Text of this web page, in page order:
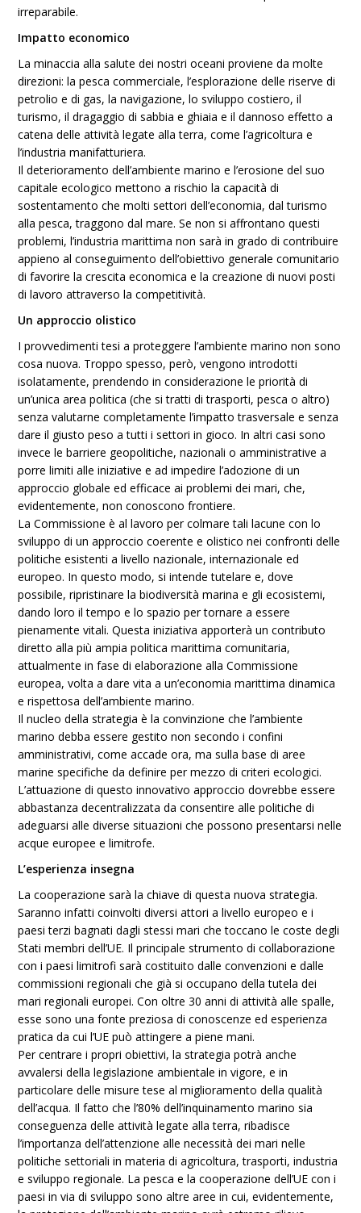
irreparabile.
Impatto economico
La minaccia alla salute dei nostri oceani proviene da molte
direzioni: la pesca commerciale, l’esplorazione delle riserve di
petrolio e di gas, la navigazione, lo sviluppo costiero, il
turismo, il dragaggio di sabbia e ghiaia e il dannoso effetto a
catena delle attività legate alla terra, come l’agricoltura e
l’industria manifatturiera.
Il deterioramento dell’ambiente marino e l’erosione del suo
capitale ecologico mettono a rischio la capacità di
sostentamento che molti settori dell’economia, dal turismo
alla pesca, traggono dal mare. Se non si affrontano questi
problemi, l’industria marittima non sarà in grado di contribuire
appieno al conseguimento dell’obiettivo generale comunitario
di favorire la crescita economica e la creazione di nuovi posti
di lavoro attraverso la competitività.
Un approccio olistico
I provvedimenti tesi a proteggere l’ambiente marino non sono
cosa nuova. Troppo spesso, però, vengono introdotti
isolatamente, prendendo in considerazione le priorità di
un’unica area politica (che si tratti di trasporti, pesca o altro)
senza valutarne completamente l’impatto trasversale e senza
dare il giusto peso a tutti i settori in gioco. In altri casi sono
invece le barriere geopolitiche, nazionali o amministrative a
porre limiti alle iniziative e ad impedire l’adozione di un
approccio globale ed efficace ai problemi dei mari, che,
evidentemente, non conoscono frontiere.
La Commissione è al lavoro per colmare tali lacune con lo
sviluppo di un approccio coerente e olistico nei confronti delle
politiche esistenti a livello nazionale, internazionale ed
europeo. In questo modo, si intende tutelare e, dove
possibile, ripristinare la biodiversità marina e gli ecosistemi,
dando loro il tempo e lo spazio per tornare a essere
pienamente vitali. Questa iniziativa apporterà un contributo
diretto alla più ampia politica marittima comunitaria,
attualmente in fase di elaborazione alla Commissione
europea, volta a dare vita a un’economia marittima dinamica
e rispettosa dell’ambiente marino.
Il nucleo della strategia è la convinzione che l’ambiente
marino debba essere gestito non secondo i confini
amministrativi, come accade ora, ma sulla base di aree
marine specifiche da definire per mezzo di criteri ecologici.
L’attuazione di questo innovativo approccio dovrebbe essere
abbastanza decentralizzata da consentire alle politiche di
adeguarsi alle diverse situazioni che possono presentarsi nelle
acque europee e limitrofe.
L’esperienza insegna
La cooperazione sarà la chiave di questa nuova strategia.
Saranno infatti coinvolti diversi attori a livello europeo e i
paesi terzi bagnati dagli stessi mari che toccano le coste degli
Stati membri dell’UE. Il principale strumento di collaborazione
con i paesi limitrofi sarà costituito dalle convenzioni e dalle
commissioni regionali che già si occupano della tutela dei
mari regionali europei. Con oltre 30 anni di attività alle spalle,
esse sono una fonte preziosa di conoscenze ed esperienza
pratica da cui l’UE può attingere a piene mani.
Per centrare i propri obiettivi, la strategia potrà anche
avvalersi della legislazione ambientale in vigore, e in
particolare delle misure tese al miglioramento della qualità
dell’acqua. Il fatto che l’80% dell’inquinamento marino sia
conseguenza delle attività legate alla terra, ribadisce
l’importanza dell’attenzione alle necessità dei mari nelle
politiche settoriali in materia di agricoltura, trasporti, industria
e sviluppo regionale. La pesca e la cooperazione dell’UE con i
paesi in via di sviluppo sono altre aree in cui, evidentemente,